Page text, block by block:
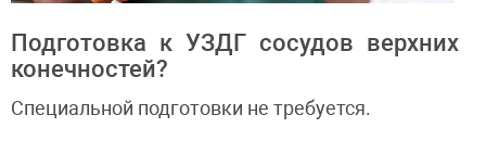
Подготовка к УЗДГ сосудов верхних
конечностей?
Специальной подготовки не требуется.